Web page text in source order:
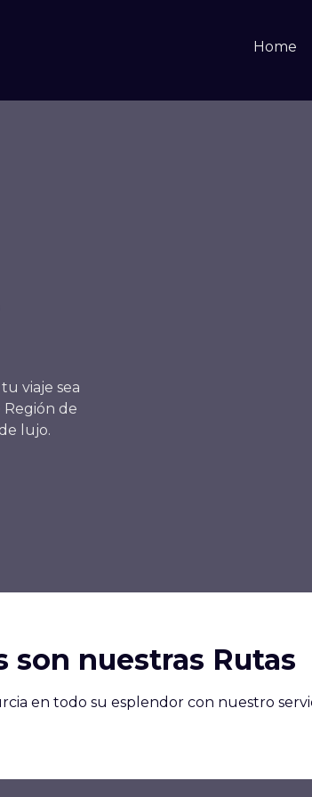
Home
viaje sea
Región de
lujo.
son nuestras Rutas
en todo su esplendor con nuestro